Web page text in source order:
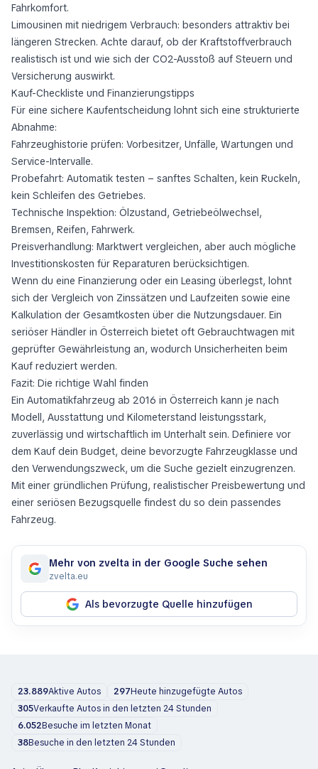
Fahrkomfort.
Limousinen mit niedrigem Verbrauch: besonders attraktiv bei
längeren Strecken. Achte darauf, ob der Kraftstoffverbrauch
realistisch ist und wie sich der CO2-Ausstoß auf Steuern und
Versicherung auswirkt.
Kauf-Checkliste und Finanzierungstipps
Für eine sichere Kaufentscheidung lohnt sich eine strukturierte
Abnahme:
Fahrzeughistorie prüfen: Vorbesitzer, Unfälle, Wartungen und
Service-Intervalle.
Probefahrt: Automatik testen – sanftes Schalten, kein Ruckeln,
kein Schleifen des Getriebes.
Technische Inspektion: Ölzustand, Getriebeölwechsel,
Bremsen, Reifen, Fahrwerk.
Preisverhandlung: Marktwert vergleichen, aber auch mögliche
Investitionskosten für Reparaturen berücksichtigen.
Wenn du eine Finanzierung oder ein Leasing überlegst, lohnt
sich der Vergleich von Zinssätzen und Laufzeiten sowie eine
Kalkulation der Gesamtkosten über die Nutzungsdauer. Ein
seriöser Händler in Österreich bietet oft Gebrauchtwagen mit
geprüfter Gewährleistung an, wodurch Unsicherheiten beim
Kauf reduziert werden.
Fazit: Die richtige Wahl finden
Ein Automatikfahrzeug ab 2016 in Österreich kann je nach
Modell, Ausstattung und Kilometerstand leistungsstark,
zuverlässig und wirtschaftlich im Unterhalt sein. Definiere vor
dem Kauf dein Budget, deine bevorzugte Fahrzeugklasse und
den Verwendungszweck, um die Suche gezielt einzugrenzen.
Mit einer gründlichen Prüfung, realistischer Preisbewertung und
einer seriösen Bezugsquelle findest du so dein passendes
Fahrzeug.
Mehr von zvelta in der Google Suche sehen
zvelta.eu
Als bevorzugte Quelle hinzufügen
23.889Aktive Autos 297Heute hinzugefügte Autos
305Verkaufte Autos in den letzten 24 Stunden
6.052Besuche im letzten Monat
38Besuche in den letzten 24 Stunden